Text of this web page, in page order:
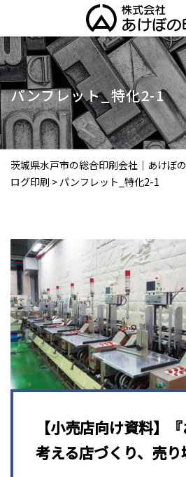
パンフレット_特化2-1
茨城県水戸市の総合印刷会社｜あけぼ
ログ印刷 > パンフレット_特化2-1
【小売店向け資料】
考える店づくり、売り